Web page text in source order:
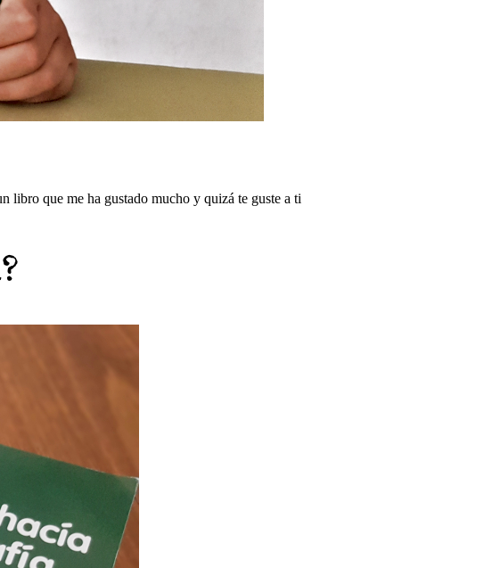
libro que me ha gustado mucho y quizá te guste a ti